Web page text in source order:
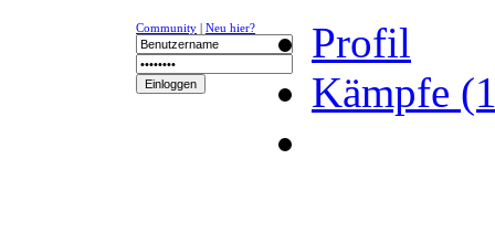
Community | Neu hier?
Profil
Kämpfe